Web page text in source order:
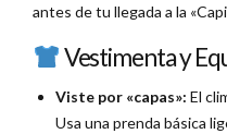
antes de tu llegada a la
Vestimenta y
Viste por «capas»: El
Usa una prenda básica